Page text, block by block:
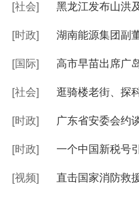
[社会] 黑龙江发布山洪
[时政] 湖南能源集团副
[国际] 高市早苗出席广
[社会] 逛骑楼老街、探
[时政] 广东省安委会约
[时政] 一个中国新税号
[视频] 直击国家消防救